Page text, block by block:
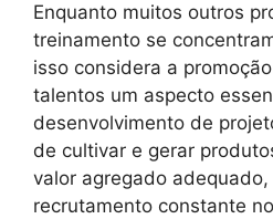
Enquanto muitos outros
treinamento se
isso considera a
talentos um aspecto
desenvolvimento de
de cultivar e gerar
valor agregado
recrutamento constante